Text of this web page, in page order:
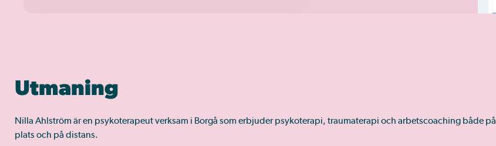
Utmaning
Nilla Ahlström är en psykoterapeut verksam i Borgå som erbjuder psykoterapi, traumaterapi och arbetscoaching både på
plats och på distans.